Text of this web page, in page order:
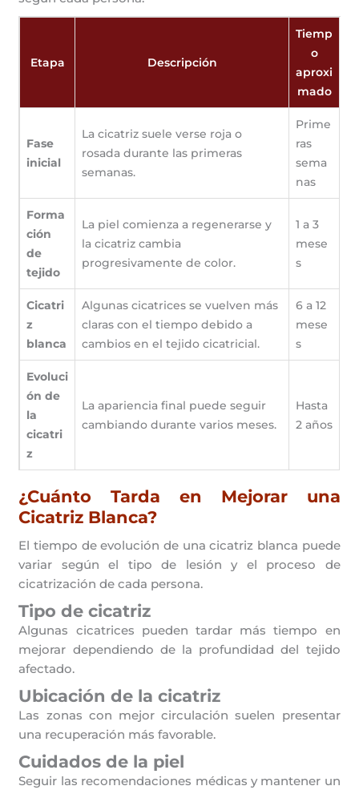
Etapa Descripción
Tiemp
o
aproxi
mado
Fase
inicial
La cicatriz suele verse roja o
rosada durante las primeras
semanas.
Prime
ras
sema
nas
Forma
ción
de
tejido
La piel comienza a regenerarse y
la cicatriz cambia
progresivamente de color.
1 a 3
mese
s
Cicatri
z
blanca
Algunas cicatrices se vuelven más
claras con el tiempo debido a
cambios en el tejido cicatricial.
6 a 12
mese
s
Evoluci
ón de
la
cicatri
z
La apariencia final puede seguir
cambiando durante varios meses.
Hasta
2 años
¿Cuánto Tarda en Mejorar una
Cicatriz Blanca?
El tiempo de evolución de una cicatriz blanca puede
variar según el tipo de lesión y el proceso de
cicatrización de cada persona.
Tipo de cicatriz
Algunas cicatrices pueden tardar más tiempo en
mejorar dependiendo de la profundidad del tejido
afectado.
Ubicación de la cicatriz
Las zonas con mejor circulación suelen presentar
una recuperación más favorable.
Cuidados de la piel
Seguir las recomendaciones médicas y mantener un